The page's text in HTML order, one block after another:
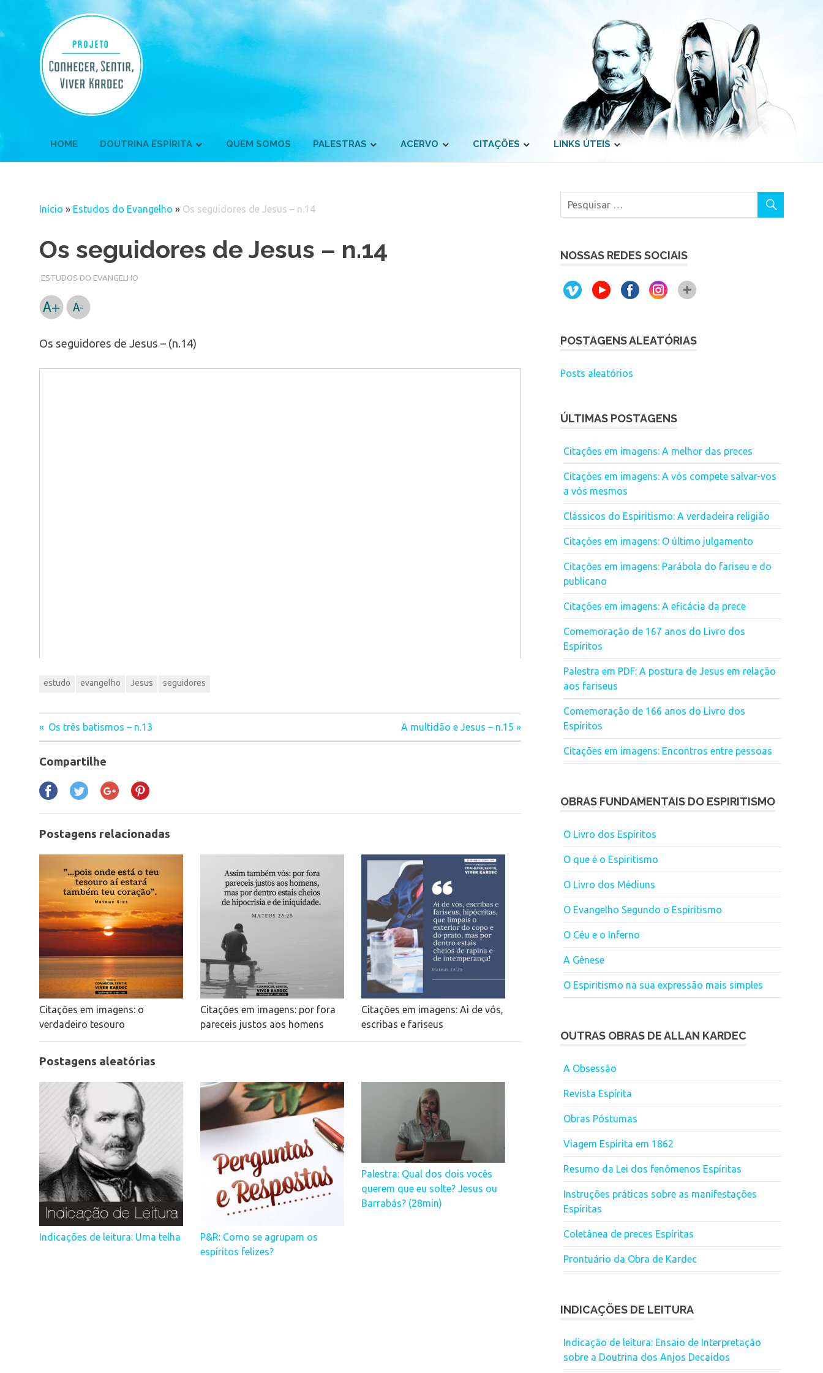
content
HOME DOUTRINA ESPÍRITA QUEM SOMOS PALESTRAS ACERVO CITAÇÕES LINKS ÚTEIS
Início » Estudos do Evangelho » Os seguidores de Jesus – n.14
Os seguidores de Jesus – n.14
ESTUDOS DO EVANGELHO
Os seguidores de Jesus – (n.14)
estudo evangelho Jesus seguidores
Navegação
de
Post
Os três batismos – n.13 A multidão e Jesus – n.15
Compartilhe
Postagens relacionadas
Citações em imagens: o
verdadeiro tesouro
Citações em imagens: por fora
pareceis justos aos homens
Citações em imagens: Ai de vós,
escribas e fariseus
Postagens aleatórias
Indicações de leitura: Uma telha
P&R: Como se agrupam os
espíritos felizes?
Palestra: Qual dos dois vocês
querem que eu solte? Jesus ou
Barrabás? (28min)
NOSSAS REDES SOCIAIS
POSTAGENS ALEATÓRIAS
Posts aleatórios
ÚLTIMAS POSTAGENS
Citações em imagens: A melhor das preces
Citações em imagens: A vós compete salvar-vos
a vós mesmos
Clássicos do Espiritismo: A verdadeira religião
Citações em imagens: O último julgamento
Citações em imagens: Parábola do fariseu e do
publicano
Citações em imagens: A eficácia da prece
Comemoração de 167 anos do Livro dos
Espíritos
Palestra em PDF: A postura de Jesus em relação
aos fariseus
Comemoração de 166 anos do Livro dos
Espíritos
Citações em imagens: Encontros entre pessoas
OBRAS FUNDAMENTAIS DO ESPIRITISMO
O Livro dos Espíritos
O que é o Espiritismo
O Livro dos Médiuns
O Evangelho Segundo o Espiritismo
O Céu e o Inferno
A Gênese
O Espiritismo na sua expressão mais simples
OUTRAS OBRAS DE ALLAN KARDEC
A Obsessão
Revista Espírita
Obras Póstumas
Viagem Espírita em 1862
Resumo da Lei dos fenômenos Espíritas
Instruções práticas sobre as manifestações
Espíritas
Coletânea de preces Espíritas
Prontuário da Obra de Kardec
INDICAÇÕES DE LEITURA
Indicação de leitura: Ensaio de Interpretação
sobre a Doutrina dos Anjos Decaídos